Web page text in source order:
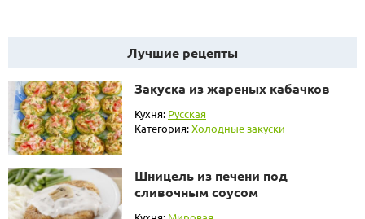
Лучшие рецепты
Закуска из жареных кабачков
Кухня: Русская
Категория:Холодные закуски
Шницель из печени под
сливочным соусом